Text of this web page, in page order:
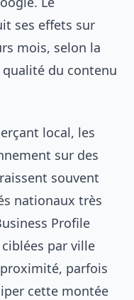
ses effets sur
mois, selon la
du contenu
local, les
sur des
souvent
nationaux très
Profile
par ville
parfois
cette montée